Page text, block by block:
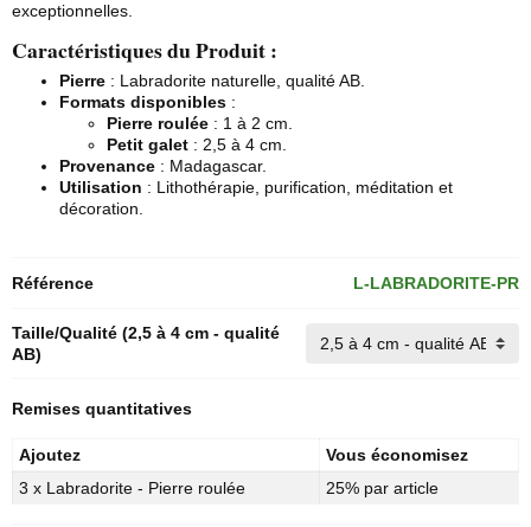
exceptionnelles.
Caractéristiques du Produit :
Pierre : Labradorite naturelle, qualité AB.
Formats disponibles :
Pierre roulée : 1 à 2 cm.
Petit galet : 2,5 à 4 cm.
Provenance : Madagascar.
Utilisation : Lithothérapie, purification, méditation et
décoration.
Référence L-LABRADORITE-PR
Taille/Qualité (2,5 à 4 cm - qualité
AB)
Remises quantitatives
Ajoutez
Vous économisez
3 x Labradorite - Pierre roulée
25% par article